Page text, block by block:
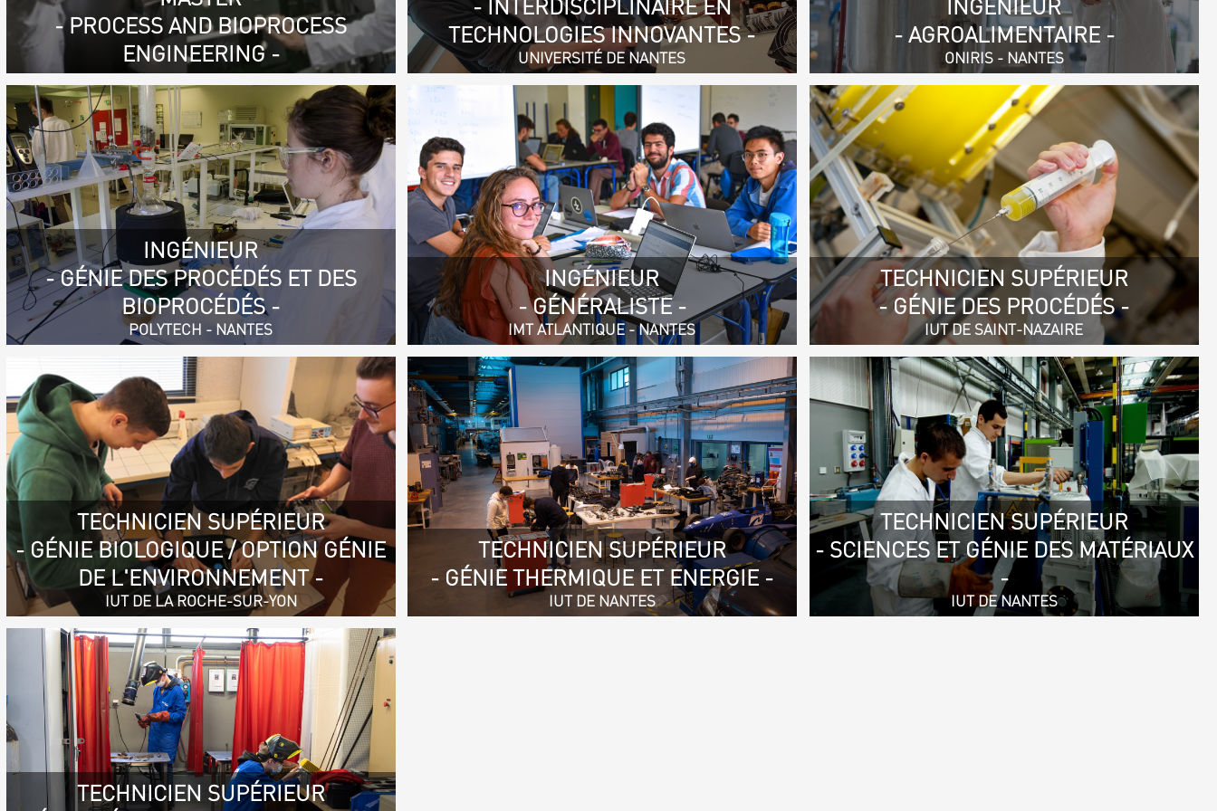
- PROCESS AND BIOPROCESS
ENGINEERING -
- INTERDISCIPLINAIRE EN
TECHNOLOGIES INNOVANTES -
UNIVERSITÉ DE NANTES
INGÉNIEUR
- AGROALIMENTAIRE -
ONIRIS - NANTES
INGÉNIEUR
- GÉNIE DES PROCÉDÉS ET DES
BIOPROCÉDÉS -
POLYTECH - NANTES
INGÉNIEUR
- GÉNÉRALISTE -
IMT ATLANTIQUE - NANTES
TECHNICIEN SUPÉRIEUR
- GÉNIE DES PROCÉDÉS -
IUT DE SAINT-NAZAIRE
TECHNICIEN SUPÉRIEUR
- GÉNIE BIOLOGIQUE / OPTION GÉNIE
DE L'ENVIRONNEMENT -
IUT DE LA ROCHE-SUR-YON
TECHNICIEN SUPÉRIEUR
- GÉNIE THERMIQUE ET ENERGIE -
IUT DE NANTES
TECHNICIEN SUPÉRIEUR
- SCIENCES ET GÉNIE DES MATÉRIAUX
-
IUT DE NANTES
TECHNICIEN SUPÉRIEUR